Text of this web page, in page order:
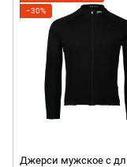
−30%
Джерси мужское с